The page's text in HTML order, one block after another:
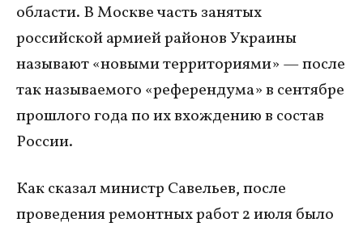
области. В Москве часть занятых
российской армией районов Украины
называют «новыми территориями» — после
так называемого «референдума» в сентябре
прошлого года по их вхождению в состав
России.
Как сказал министр Савельев, после
проведения ремонтных работ 2 июля было